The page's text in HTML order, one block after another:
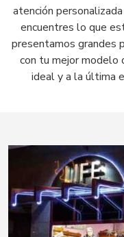
atención
encuentres lo que
presentamos grandes
con tu mejor modelo
ideal y a la última